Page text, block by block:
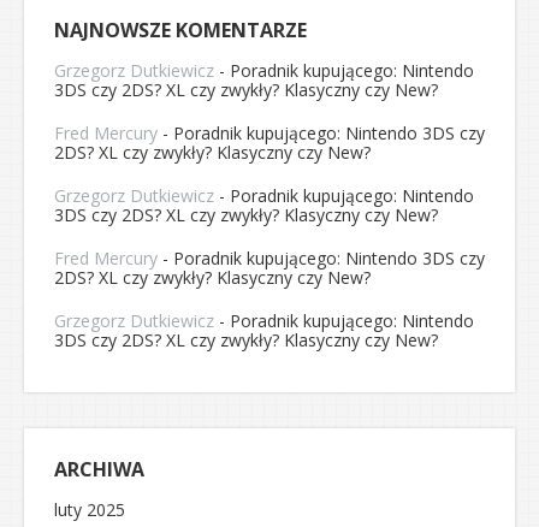
NAJNOWSZE KOMENTARZE
Grzegorz Dutkiewicz - Poradnik kupującego: Nintendo
3DS czy 2DS? XL czy zwykły? Klasyczny czy New?
Fred Mercury - Poradnik kupującego: Nintendo 3DS czy
2DS? XL czy zwykły? Klasyczny czy New?
Grzegorz Dutkiewicz - Poradnik kupującego: Nintendo
3DS czy 2DS? XL czy zwykły? Klasyczny czy New?
Fred Mercury - Poradnik kupującego: Nintendo 3DS czy
2DS? XL czy zwykły? Klasyczny czy New?
Grzegorz Dutkiewicz - Poradnik kupującego: Nintendo
3DS czy 2DS? XL czy zwykły? Klasyczny czy New?
ARCHIWA
luty 2025